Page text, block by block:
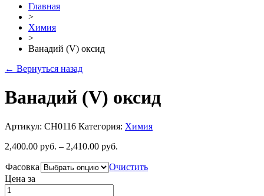
Главная
>
Химия
>
Ванадий (V) оксид
← Вернуться назад
Ванадий (V) оксид
Артикул: CH0116 Категория: Химия
2,400.00 руб. – 2,410.00 руб.
Фасовка
Очистить
Цена за